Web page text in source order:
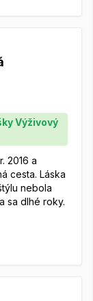
Výživový
2016 a
cesta. Láska
nebola
sa dlhé roky.